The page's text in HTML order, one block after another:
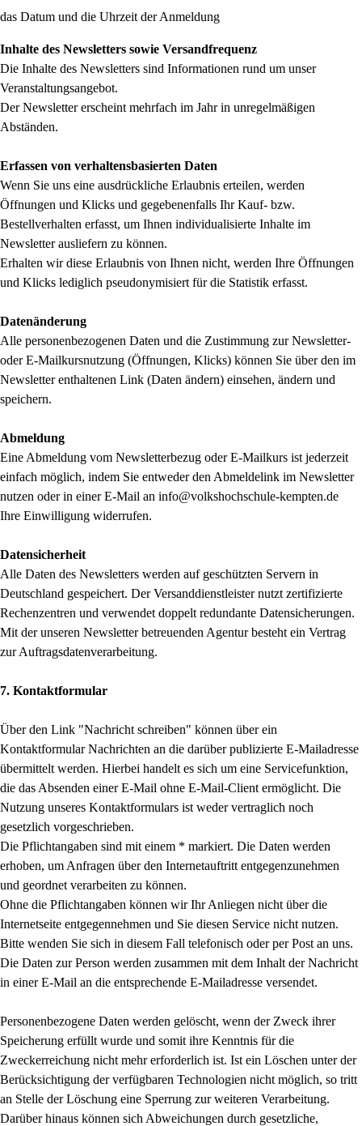
das Datum und die Uhrzeit der Anmeldung
Inhalte des Newsletters sowie Versandfrequenz
Die Inhalte des Newsletters sind Informationen rund um unser
Veranstaltungsangebot.
Der Newsletter erscheint mehrfach im Jahr in unregelmäßigen
Abständen.
Erfassen von verhaltensbasierten Daten
Wenn Sie uns eine ausdrückliche Erlaubnis erteilen, werden
Öffnungen und Klicks und gegebenenfalls Ihr Kauf- bzw.
Bestellverhalten erfasst, um Ihnen individualisierte Inhalte im
Newsletter ausliefern zu können.
Erhalten wir diese Erlaubnis von Ihnen nicht, werden Ihre Öffnungen
und Klicks lediglich pseudonymisiert für die Statistik erfasst.
Datenänderung
Alle personenbezogenen Daten und die Zustimmung zur Newsletter-
oder E-Mailkursnutzung (Öffnungen, Klicks) können Sie über den im
Newsletter enthaltenen Link (Daten ändern) einsehen, ändern und
speichern.
Abmeldung
Eine Abmeldung vom Newsletterbezug oder E-Mailkurs ist jederzeit
einfach möglich, indem Sie entweder den Abmeldelink im Newsletter
nutzen oder in einer E-Mail an info@volkshochschule-kempten.de
Ihre Einwilligung widerrufen.
Datensicherheit
Alle Daten des Newsletters werden auf geschützten Servern in
Deutschland gespeichert. Der Versanddienstleister nutzt zertifizierte
Rechenzentren und verwendet doppelt redundante Datensicherungen.
Mit der unseren Newsletter betreuenden Agentur besteht ein Vertrag
zur Auftragsdatenverarbeitung.
7. Kontaktformular
Über den Link "Nachricht schreiben" können über ein
Kontaktformular Nachrichten an die darüber publizierte E-Mailadresse
übermittelt werden. Hierbei handelt es sich um eine Servicefunktion,
die das Absenden einer E-Mail ohne E-Mail-Client ermöglicht. Die
Nutzung unseres Kontaktformulars ist weder vertraglich noch
gesetzlich vorgeschrieben.
Die Pflichtangaben sind mit einem * markiert. Die Daten werden
erhoben, um Anfragen über den Internetauftritt entgegenzunehmen
und geordnet verarbeiten zu können.
Ohne die Pflichtangaben können wir Ihr Anliegen nicht über die
Internetseite entgegennehmen und Sie diesen Service nicht nutzen.
Bitte wenden Sie sich in diesem Fall telefonisch oder per Post an uns.
Die Daten zur Person werden zusammen mit dem Inhalt der Nachricht
in einer E-Mail an die entsprechende E-Mailadresse versendet.
Personenbezogene Daten werden gelöscht, wenn der Zweck ihrer
Speicherung erfüllt wurde und somit ihre Kenntnis für die
Zweckerreichung nicht mehr erforderlich ist. Ist ein Löschen unter der
Berücksichtigung der verfügbaren Technologien nicht möglich, so tritt
an Stelle der Löschung eine Sperrung zur weiteren Verarbeitung.
Darüber hinaus können sich Abweichungen durch gesetzliche,